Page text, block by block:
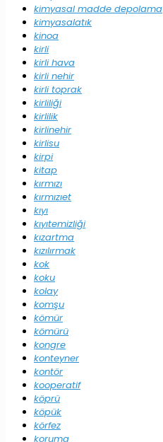
kimyasal madde depolama
kimyasalatık
kinoa
kirli
kirli hava
kirli nehir
kirli toprak
kirliliği
kirlilik
kirlinehir
kirlisu
kirpi
kitap
kırmızı
kırmızıet
kıyı
kıyıtemizliği
kızartma
kızılırmak
kok
koku
kolay
komşu
kömür
kömürü
kongre
konteyner
kontör
kooperatif
köprü
köpük
körfez
koruma